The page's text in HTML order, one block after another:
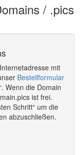
/ .pics
mit
Bestellformular
Wenn die Domain
ist frei.
Schritt“ um die
abzuschließen.